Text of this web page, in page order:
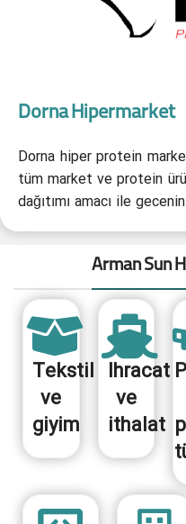
Dorna Hipermarket
Dorna hiper protein
tüm market ve protein
dağıtımı amacı ile
Arman Sun
Tekstil
ve
giyim
Ihracat
ve
ithalat